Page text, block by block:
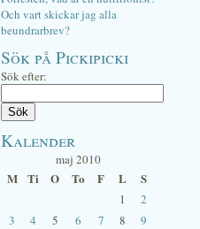
Och vart skickar jag alla
beundrarbrev?
Sök på Pickipicki
Sök efter:
Kalender
maj 2010
M Ti O To F L S
1
2
3
4 5 6 7 8
9